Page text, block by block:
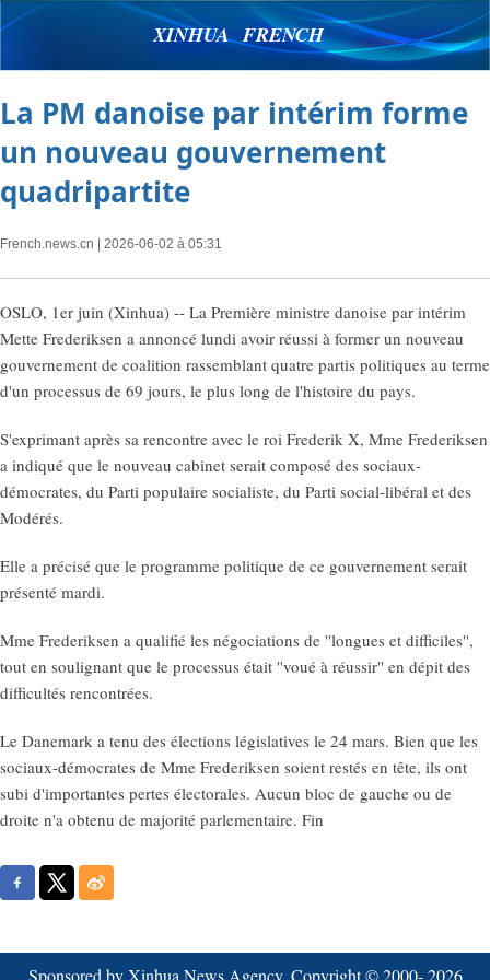
XINHUA FRENCH
La PM danoise par intérim forme
un nouveau gouvernement
quadripartite
French.news.cn | 2026-06-02 à 05:31
OSLO, 1er juin (Xinhua) -- La Première ministre danoise par intérim
Mette Frederiksen a annoncé lundi avoir réussi à former un nouveau
gouvernement de coalition rassemblant quatre partis politiques au terme
d'un processus de 69 jours, le plus long de l'histoire du pays.
S'exprimant après sa rencontre avec le roi Frederik X, Mme Frederiksen
a indiqué que le nouveau cabinet serait composé des sociaux-
démocrates, du Parti populaire socialiste, du Parti social-libéral et des
Modérés.
Elle a précisé que le programme politique de ce gouvernement serait
présenté mardi.
Mme Frederiksen a qualifié les négociations de ''longues et difficiles'',
tout en soulignant que le processus était ''voué à réussir'' en dépit des
difficultés rencontrées.
Le Danemark a tenu des élections législatives le 24 mars. Bien que les
sociaux-démocrates de Mme Frederiksen soient restés en tête, ils ont
subi d'importantes pertes électorales. Aucun bloc de gauche ou de
droite n'a obtenu de majorité parlementaire. Fin
Sponsored by Xinhua News Agency. Copyright © 2000-2026